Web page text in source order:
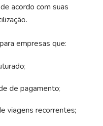
acordo com suas
empresas que:
de pagamento;
viagens recorrentes;